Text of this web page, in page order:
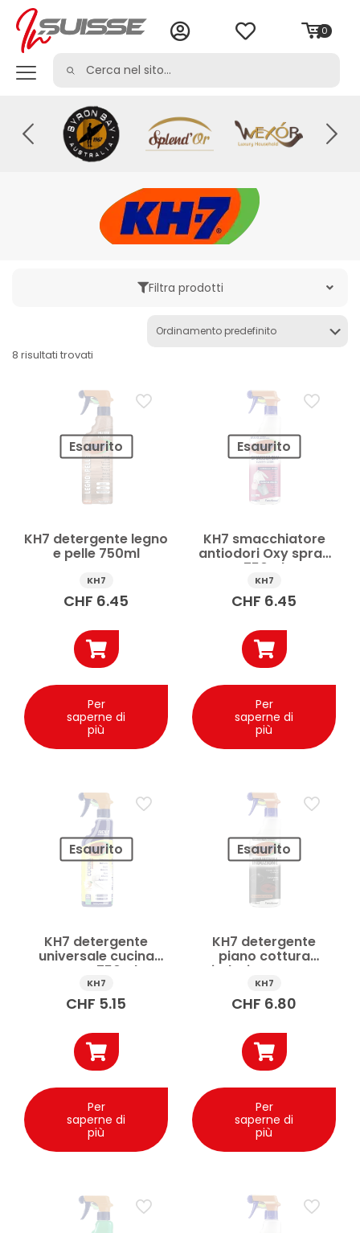
0
Filtra prodotti
8 risultati trovati
Esaurito
KH7 detergente legno
e pelle 750ml
KH7
CHF 6.45
Per
saperne di
più
Esaurito
KH7 smacchiatore
antiodori Oxy spray
750ml
KH7
CHF 6.45
Per
saperne di
più
Esaurito
KH7 detergente
universale cucina
spray 750ml
KH7
CHF 5.15
Per
saperne di
più
Esaurito
KH7 detergente
piano cottura
induzione spray
750ml
KH7
CHF 6.80
Per
saperne di
più